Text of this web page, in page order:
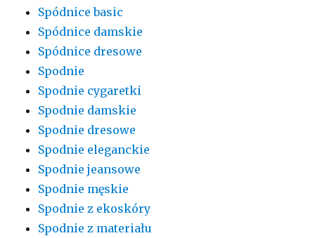
Spódnice basic
Spódnice damskie
Spódnice dresowe
Spodnie
Spodnie cygaretki
Spodnie damskie
Spodnie dresowe
Spodnie eleganckie
Spodnie jeansowe
Spodnie męskie
Spodnie z ekoskóry
Spodnie z materiału